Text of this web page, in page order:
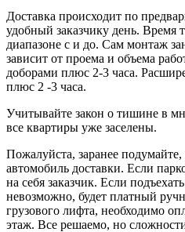
Доставка происходит по
удобный заказчику день. Время
диапазоне с и до. Сам монтаж
зависит от проема и объема
доборами плюс 2-3 часа.
плюс 2 -3 часа.
Учитывайте закон о тишине в
все квартиры уже заселены.
Пожалуйста, заранее подумайте,
автомобиль доставки. Если
на себя заказчик. Если
невозможно, будет платный
грузового лифта, необходимо
этаж. Все решаемо, но